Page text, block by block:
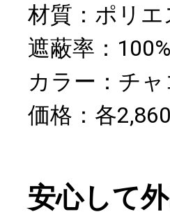
材質：ポリエ
遮蔽率：
カラー：チ
価格：各
安心して